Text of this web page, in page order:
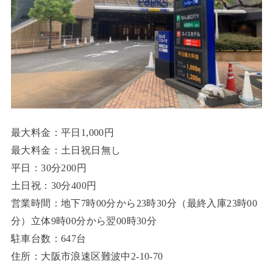
最大料金：平日1,000円
最大料金：土日祝日無し
平日：30分200円
土日祝：30分400円
営業時間：地下7時00分から23時30分（最終入庫23時00
分）立体9時00分から翌00時30分
駐車台数：647台
住所：大阪市浪速区難波中2-10-70